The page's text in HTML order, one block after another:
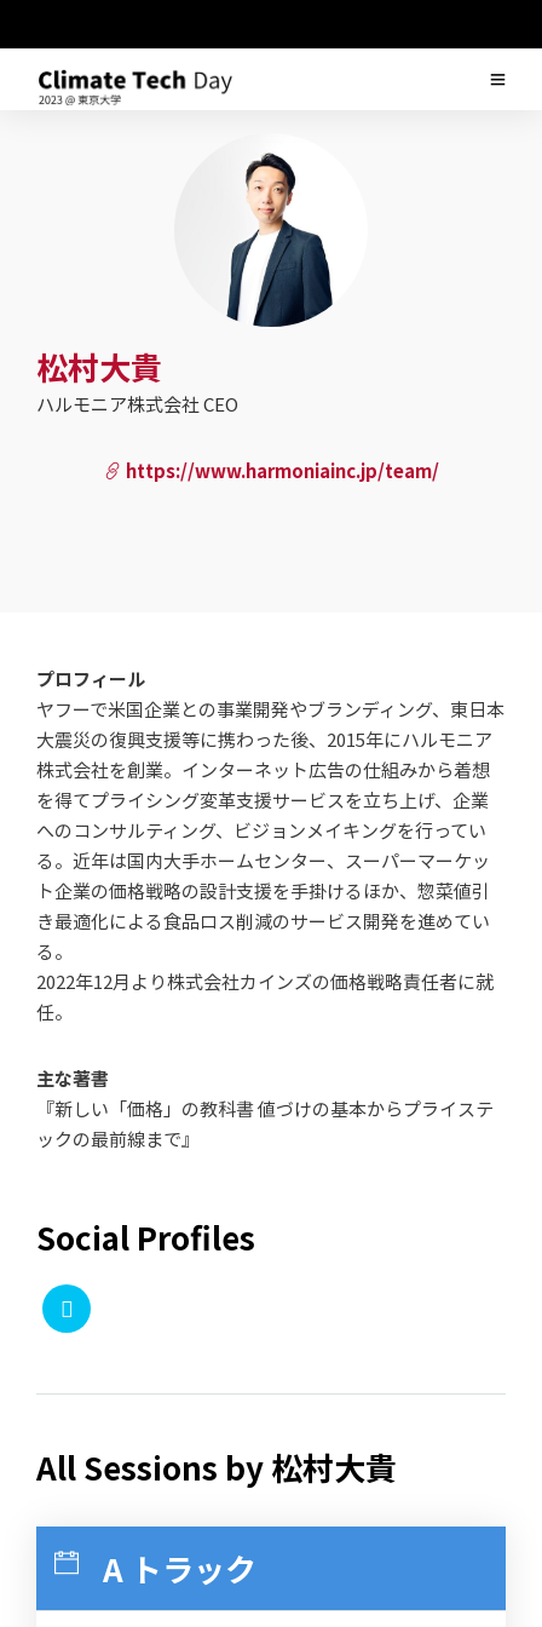
松村大貴
ハルモニア株式会社 CEO
https://www.harmoniainc.jp/team/
プロフィール
ヤフーで米国企業との事業開発やブランディング、東日本
大震災の復興支援等に携わった後、2015年にハルモニア
株式会社を創業。インターネット広告の仕組みから着想
を得てプライシング変革支援サービスを立ち上げ、企業
へのコンサルティング、ビジョンメイキングを行ってい
る。近年は国内大手ホームセンター、スーパーマーケッ
ト企業の価格戦略の設計支援を手掛けるほか、惣菜値引
き最適化による食品ロス削減のサービス開発を進めてい
る。
2022年12月より株式会社カインズの価格戦略責任者に就
任。
主な著書
『新しい「価格」の教科書 値づけの基本からプライステ
ックの最前線まで』
Social Profiles
All Sessions by 松村大貴
A トラック